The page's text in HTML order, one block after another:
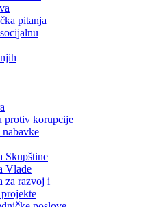
pitanja
protiv korupcije
Skupštine
Vlade
za razvoj i